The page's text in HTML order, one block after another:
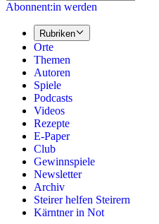
Abonnent:in werden
Rubriken
Orte
Themen
Autoren
Spiele
Podcasts
Videos
Rezepte
E-Paper
Club
Gewinnspiele
Newsletter
Archiv
Steirer helfen Steirern
Kärntner in Not